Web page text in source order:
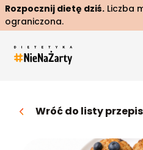
Rozpocznij dietę dziś. Liczba
ograniczona.
Wróć do listy